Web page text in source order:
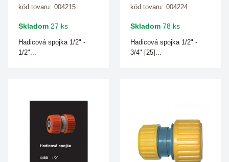
kód tovaru: 004215
Skladom 27 ks
Hadicová spojka 1/2" -
1/2"...
kód tovaru: 004224
Skladom 78 ks
Hadicová spojka 1/2" -
3/4" [25]...